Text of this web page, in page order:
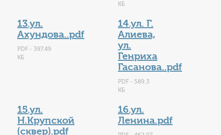
КБ
13.ул.
Ахундова..pdf
PDF - 397.49
КБ
14.ул. Г.
Алиева,
ул.
Генриха
Гасанова..pdf
PDF - 589.3
КБ
15.ул.
Н.Крупской
(сквер).pdf
16.ул.
Ленина.pdf